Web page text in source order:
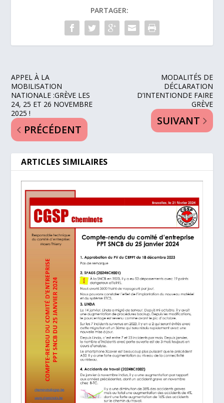
PARTAGER:
APPEL À LA
MOBILISATION
NATIONALE :GRÈVE LES
24, 25 ET 26 NOVEMBRE
2025 !
PRÉCÉDENT
MODALITÉS DE
DÉCLARATION
D’INTENTIONDE FAIRE
GRÈVE
SUIVANT
ARTICLES SIMILAIRES